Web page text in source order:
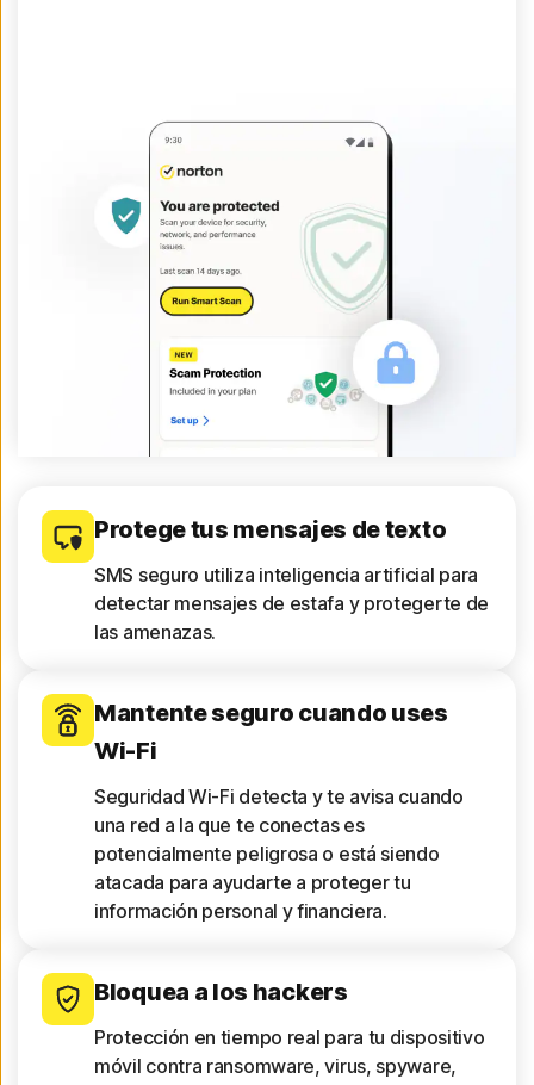
Protege tus mensajes de texto
SMS seguro utiliza inteligencia artificial para
detectar mensajes de estafa y protegerte de
las amenazas.
Mantente seguro cuando uses
Wi-Fi
Seguridad Wi-Fi detecta y te avisa cuando
una red a la que te conectas es
potencialmente peligrosa o está siendo
atacada para ayudarte a proteger tu
información personal y financiera.
Bloquea a los hackers
Protección en tiempo real para tu dispositivo
móvil contra ransomware, virus, spyware,